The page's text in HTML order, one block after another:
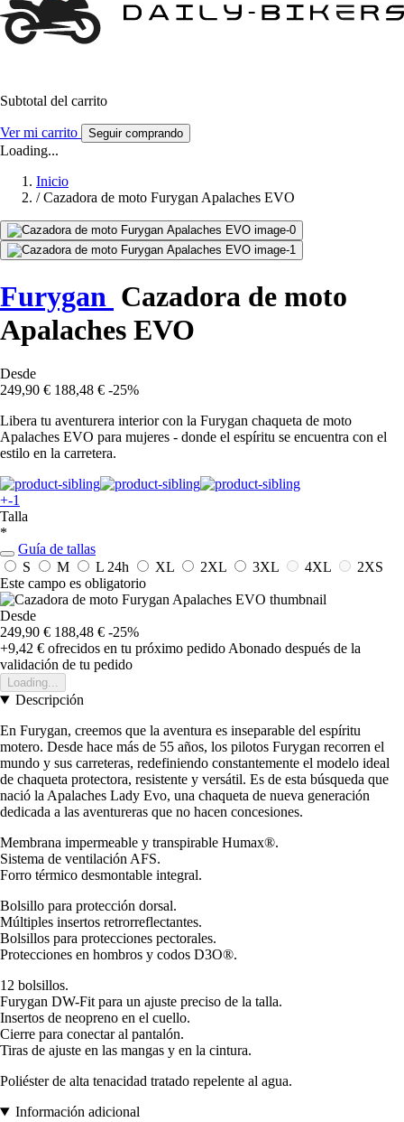
Subtotal del carrito
Ver mi carrito Seguir comprando
Loading...
Inicio
/ Cazadora de moto Furygan Apalaches EVO
Furygan Cazadora de moto
Apalaches EVO
Desde
249,90 € 188,48 € -25%
Libera tu aventurera interior con la Furygan chaqueta de moto
Apalaches EVO para mujeres - donde el espíritu se encuentra con el
estilo en la carretera.
+-1
Talla
*
Guía de tallas
S
M L 24h XL 2XL 3XL 4XL
2XS
Este campo es obligatorio
Desde
249,90 € 188,48 € -25%
+9,42 € ofrecidos en tu próximo pedido Abonado después de la
validación de tu pedido
Loading...
Descripción
En Furygan, creemos que la aventura es inseparable del espíritu
motero. Desde hace más de 55 años, los pilotos Furygan recorren el
mundo y sus carreteras, redefiniendo constantemente el modelo ideal
de chaqueta protectora, resistente y versátil. Es de esta búsqueda que
nació la Apalaches Lady Evo, una chaqueta de nueva generación
dedicada a las aventureras que no hacen concesiones.
Membrana impermeable y transpirable Humax®.
Sistema de ventilación AFS.
Forro térmico desmontable integral.
Bolsillo para protección dorsal.
Múltiples insertos retrorreflectantes.
Bolsillos para protecciones pectorales.
Protecciones en hombros y codos D3O®.
12 bolsillos.
Furygan DW-Fit para un ajuste preciso de la talla.
Insertos de neopreno en el cuello.
Cierre para conectar al pantalón.
Tiras de ajuste en las mangas y en la cintura.
Poliéster de alta tenacidad tratado repelente al agua.
Información adicional